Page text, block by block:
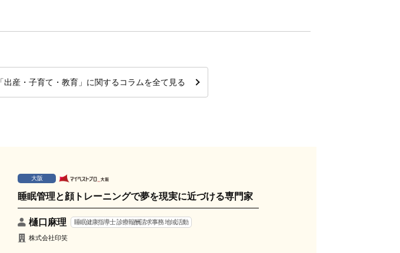
「出産・子育て・教育」に関するコラムを全て見る
大阪
睡眠管理と顔トレーニングで夢を現実に近づける専門家
樋口麻理 睡眠健康指導士 診療報酬請求事務 地域活動
株式会社印笑